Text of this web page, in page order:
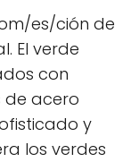
es/ción de
El verde
con
de acero
y
los verdes